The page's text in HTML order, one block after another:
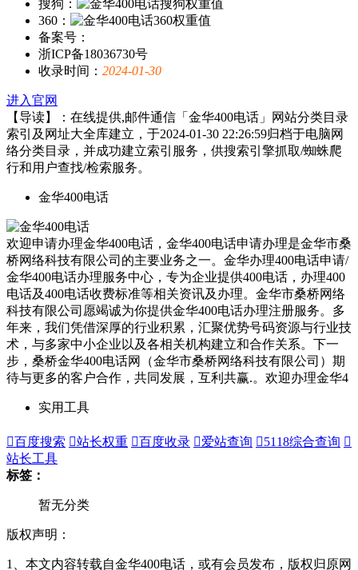
搜狗：
360：
备案号：
浙ICP备18036730号
收录时间： 2024-01-30
进入官网
【导读】：在线提供,邮件通信「金华400电话」网站分类目录
索引及网址大全库建立，于2024-01-30 22:26:59归档于电脑网
络分类目录，并成功建立索引服务，供搜索引擎抓取/蜘蛛爬
行和用户查找/检索服务。
金华400电话
欢迎申请办理金华400电话，金华400电话申请办理是金华市桑
桥网络科技有限公司的主要业务之一。金华办理400电话申请/
金华400电话办理服务中心，专为企业提供400电话，办理400
电话及400电话收费标准等相关资讯及办理。金华市桑桥网络
科技有限公司愿竭诚为你提供金华400电话办理注册服务。多
年来，我们凭借深厚的行业积累，汇聚优势号码资源与行业技
术，与多家中小企业以及各相关机构建立和合作关系。下一
步，桑桥金华400电话网（金华市桑桥网络科技有限公司）期
待与更多的客户合作，共同发展，互利共赢.。欢迎办理金华4
实用工具
百度搜索 站长权重 百度收录 爱站查询 5118综合查询 
站长工具
标签：
暂无分类
版权声明：
1、本文内容转载自金华400电话，或有会员发布，版权归原网